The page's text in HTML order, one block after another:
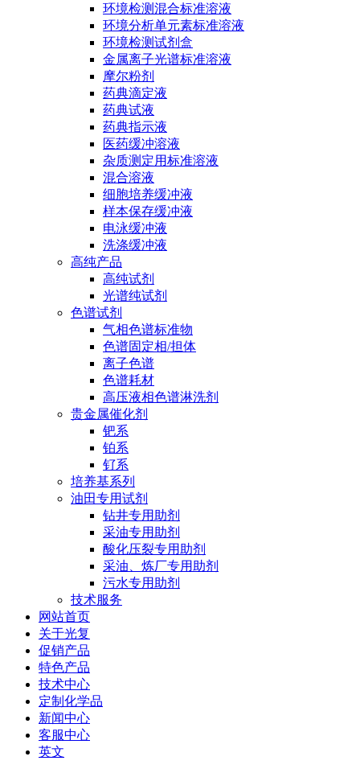
环境检测混合标准溶液
环境分析单元素标准溶液
环境检测试剂盒
金属离子光谱标准溶液
摩尔粉剂
药典滴定液
药典试液
药典指示液
医药缓冲溶液
杂质测定用标准溶液
混合溶液
细胞培养缓冲液
样本保存缓冲液
电泳缓冲液
洗涤缓冲液
高纯产品
高纯试剂
光谱纯试剂
色谱试剂
气相色谱标准物
色谱固定相/担体
离子色谱
色谱耗材
高压液相色谱淋洗剂
贵金属催化剂
钯系
铂系
钌系
培养基系列
油田专用试剂
钻井专用助剂
采油专用助剂
酸化压裂专用助剂
采油、炼厂专用助剂
污水专用助剂
技术服务
网站首页
关于光复
促销产品
特色产品
技术中心
定制化学品
新闻中心
客服中心
英文